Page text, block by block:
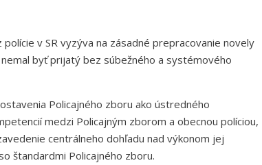
v SR vyzýva na zásadné prepracovanie novely
byť prijatý bez súbežného a systémového
Policajného zboru ako ústredného
medzi Policajným zborom a obecnou políciou,
centrálneho dohľadu nad výkonom jej
štandardmi Policajného zboru.